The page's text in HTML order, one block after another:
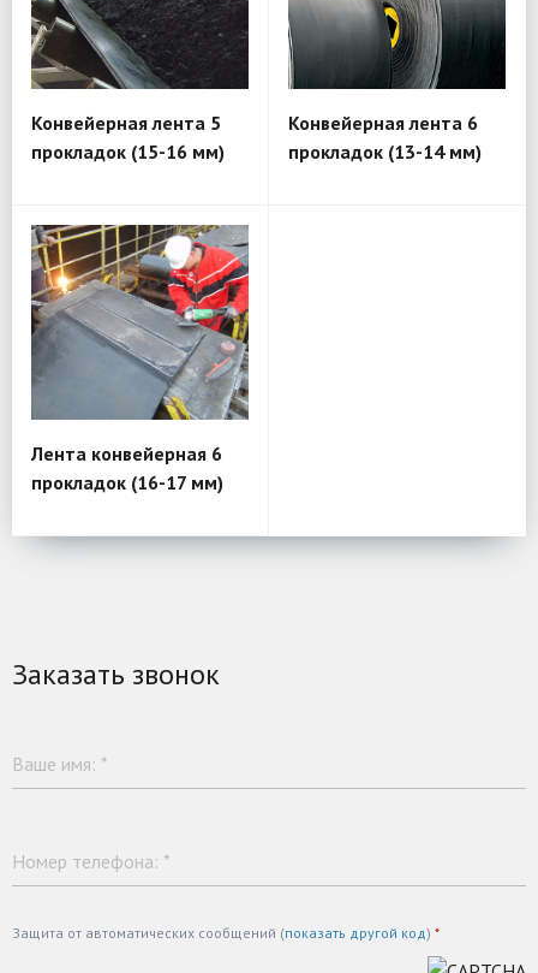
Конвейерная лента 5
прокладок (15-16 мм)
Конвейерная лента 6
прокладок (13-14 мм)
Лента конвейерная 6
прокладок (16-17 мм)
Заказать звонок
Ваше имя: *
Номер телефона: *
Защита от автоматических сообщений (показать другой код) *